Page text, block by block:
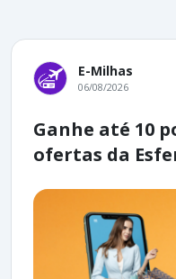
E-Milhas
06/08/2026
Ganhe até 10
ofertas da